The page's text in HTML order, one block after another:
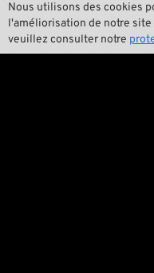
Nous utilisons des cookies
l'améliorisation de notre
veuillez consulter notre
Pan-O-Rama
 Product Specials